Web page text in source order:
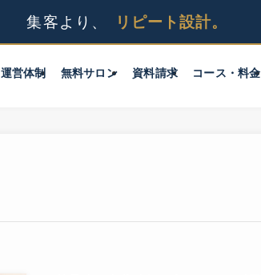
運営体制 無料サロン 資料請求 コース・料金